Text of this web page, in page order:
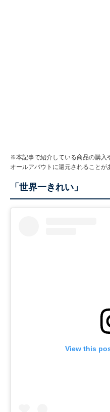
※本記事で紹介している商品の購入
オールアバウトに還元されることが
「世界一きれい」
View this